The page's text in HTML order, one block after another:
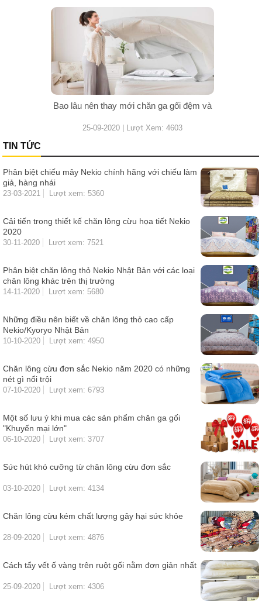
Bao lâu nên thay mới chăn ga gối đệm và
25-09-2020 | Lượt Xem: 4603
TIN TỨC
Phân biệt chiếu mây Nekio chính hãng với chiếu làm
giả, hàng nhái
23-03-2021 Lượt xem: 5360
Cải tiến trong thiết kế chăn lông cừu họa tiết Nekio
2020
30-11-2020 Lượt xem: 7521
Phân biệt chăn lông thỏ Nekio Nhật Bản với các loại
chăn lông khác trên thị trường
14-11-2020 Lượt xem: 5680
Những điều nên biết về chăn lông thỏ cao cấp
Nekio/Kyoryo Nhật Bản
10-10-2020 Lượt xem: 4950
Chăn lông cừu đơn sắc Nekio năm 2020 có những
nét gì nổi trội
07-10-2020 Lượt xem: 6793
Một số lưu ý khi mua các sản phẩm chăn ga gối
"Khuyến mại lớn"
06-10-2020 Lượt xem: 3707
Sức hút khó cưỡng từ chăn lông cừu đơn sắc
03-10-2020 Lượt xem: 4134
Chăn lông cừu kém chất lượng gây hại sức khỏe
28-09-2020 Lượt xem: 4876
Cách tẩy vết ố vàng trên ruột gối nằm đơn giản nhất
25-09-2020 Lượt xem: 4306